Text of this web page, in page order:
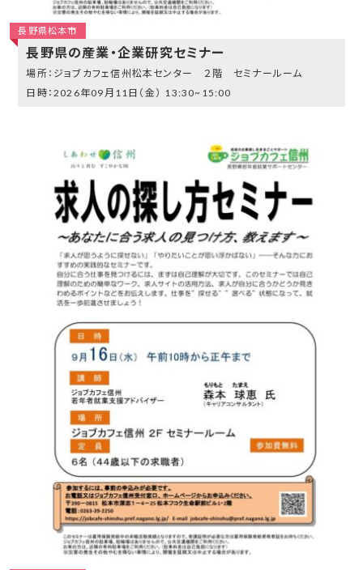
長野県松本市
長野県の産業・企業研究セミナー
ジョブカフェ信州松本センター ２階 セミナールーム
2026年09月11日（金） 13:30~15:00